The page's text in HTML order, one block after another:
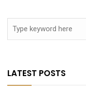
LATEST POSTS